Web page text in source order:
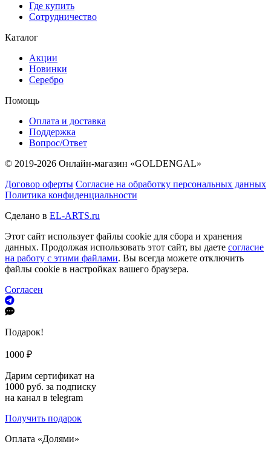
Где купить
Сотрудничество
Каталог
Акции
Новинки
Серебро
Помощь
Оплата и доставка
Поддержка
Вопрос/Ответ
© 2019-2026 Онлайн-магазин «GOLDENGAL»
Договор оферты Согласие на обработку персональных данных
Политика конфиденциальности
Сделано в EL-ARTS.ru
Этот сайт использует файлы cookie для сбора и хранения
данных. Продолжая использовать этот сайт, вы даете согласие
на работу с этими файлами. Вы всегда можете отключить
файлы cookie в настройках вашего браузера.
Согласен
Подарок!
1000 ₽
Дарим сертификат на
1000 руб. за подписку
на канал в telegram
Получить подарок
Оплата «Долями»